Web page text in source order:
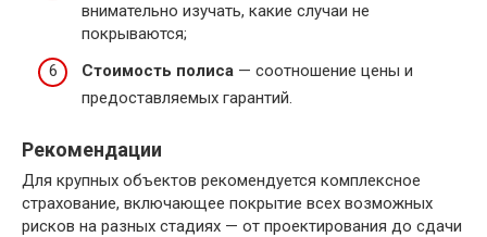
внимательно изучать, какие случаи не
покрываются;
Стоимость полиса — соотношение цены и
предоставляемых гарантий.
Рекомендации
Для крупных объектов рекомендуется комплексное
страхование, включающее покрытие всех возможных
рисков на разных стадиях — от проектирования до сдачи